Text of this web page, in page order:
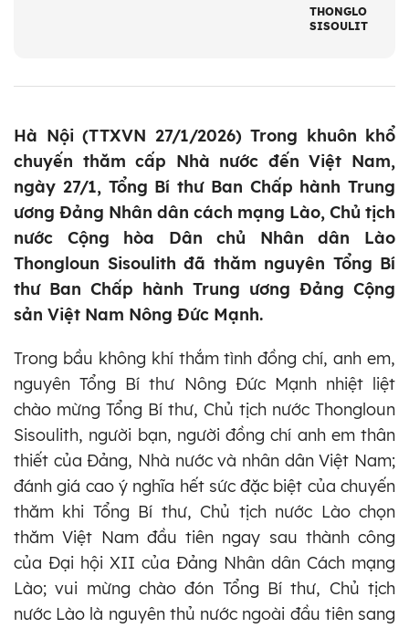
THONGLOUN
SISOULITH
Hà Nội (TTXVN 27/1/2026) Trong khuôn khổ
chuyến thăm cấp Nhà nước đến Việt Nam,
ngày 27/1, Tổng Bí thư Ban Chấp hành Trung
ương Đảng Nhân dân cách mạng Lào, Chủ tịch
nước Cộng hòa Dân chủ Nhân dân Lào
Thongloun Sisoulith đã thăm nguyên Tổng Bí
thư Ban Chấp hành Trung ương Đảng Cộng
sản Việt Nam Nông Đức Mạnh.
Trong bầu không khí thắm tình đồng chí, anh em,
nguyên Tổng Bí thư Nông Đức Mạnh nhiệt liệt
chào mừng Tổng Bí thư, Chủ tịch nước Thongloun
Sisoulith, người bạn, người đồng chí anh em thân
thiết của Đảng, Nhà nước và nhân dân Việt Nam;
đánh giá cao ý nghĩa hết sức đặc biệt của chuyến
thăm khi Tổng Bí thư, Chủ tịch nước Lào chọn
thăm Việt Nam đầu tiên ngay sau thành công
của Đại hội XII của Đảng Nhân dân Cách mạng
Lào; vui mừng chào đón Tổng Bí thư, Chủ tịch
nước Lào là nguyên thủ nước ngoài đầu tiên sang